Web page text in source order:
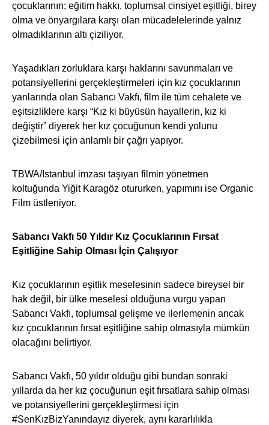
çocuklarının; eğitim hakkı, toplumsal cinsiyet eşitliği, birey
olma ve önyargılara karşı olan mücadelelerinde yalnız
olmadıklarının altı çiziliyor.
Yaşadıkları zorluklara karşı haklarını savunmaları ve
potansiyellerini gerçekleştirmeleri için kız çocuklarının
yanlarında olan Sabancı Vakfı, film ile tüm cehalete ve
eşitsizliklere karşı “Kız ki büyüsün hayallerin, kız ki
değiştir” diyerek her kız çocuğunun kendi yolunu
çizebilmesi için anlamlı bir çağrı yapıyor.
TBWA/Istanbul imzası taşıyan filmin yönetmen
koltuğunda Yiğit Karagöz otururken, yapımını ise Organic
Film üstleniyor.
Sabancı Vakfı 50 Yıldır Kız Çocuklarının Fırsat
Eşitliğine Sahip Olması İçin Çalışıyor
Kız çocuklarının eşitlik meselesinin sadece bireysel bir
hak değil, bir ülke meselesi olduğuna vurgu yapan
Sabancı Vakfı, toplumsal gelişme ve ilerlemenin ancak
kız çocuklarının fırsat eşitliğine sahip olmasıyla mümkün
olacağını belirtiyor.
Sabancı Vakfı, 50 yıldır olduğu gibi bundan sonraki
yıllarda da her kız çocuğunun eşit fırsatlara sahip olması
ve potansiyellerini gerçekleştirmesi için
#SenKızBizYanındayız diyerek, aynı kararlılıkla